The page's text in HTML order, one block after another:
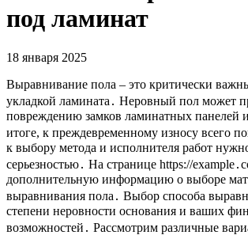
под ламинат
18 января 2025
Выравнивание пола – это критически
укладкой ламината․ Неровный пол может
повреждению замков ламинатных панелей
итоге, к преждевременному износу всего
к выбору метода и исполнителя работ
серьезностью․ На странице https://
дополнительную информацию о выборе
выравнивания пола․ Выбор способа
степени неровности основания и ваших
возможностей․ Рассмотрим различные